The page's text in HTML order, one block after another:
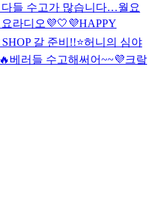
다들 수고가 많습니다…월요
라디오💜🤍 💜HAPPY
갈 준비!!⭐️허니의 심야
베러들 수고해써어~~💜크랔